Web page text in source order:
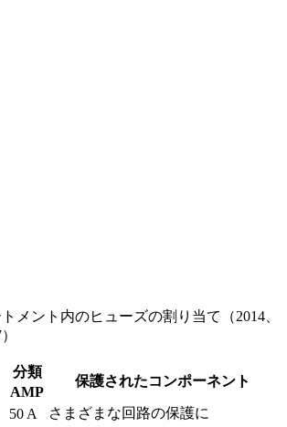
メント内のヒューズの割り当て（2014、
分類
AMP
保護されたコンポーネント
50 A さまざまな回路の保護に